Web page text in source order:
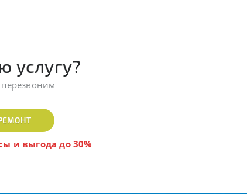
услугу?
и выгода до 30%